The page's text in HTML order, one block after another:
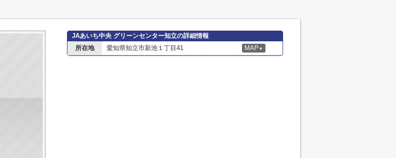
JAあいち中央 グリーンセンター知立の詳細情報
所在地
愛知県知立市新池１丁目41 MAP ▼